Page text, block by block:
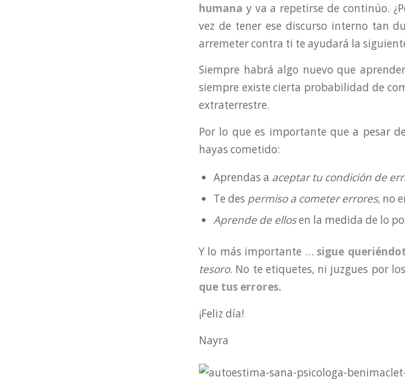
humana y va a repetirse de continúo.
vez de tener ese discurso interno tan
arremeter contra ti te ayudará la
Siempre habrá algo nuevo que
siempre existe cierta probabilidad de
extraterrestre.
Por lo que es importante que a pesar
hayas cometido:
Aprendas a aceptar tu condición de
Te des permiso a cometer errores, no
Aprende de ellosen la medida de lo
Y lo más importante …sigue
tesoro. No te etiquetes, ni juzgues por
que tus errores.
¡Feliz día!
Nayra